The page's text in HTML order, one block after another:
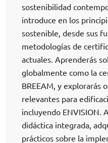
sostenibilidad
introduce en los
sostenible, desde sus
metodologías de
actuales. Aprenderás
globalmente como la
BREEAM, y explorarás
relevantes para
incluyendo ENVISION.
didáctica integrada,
prácticos sobre la